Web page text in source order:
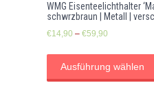
WMG Eisenteelichthalter
schwrzbraun | Metall |
€14,90 – €59,90
Ausführung wählen